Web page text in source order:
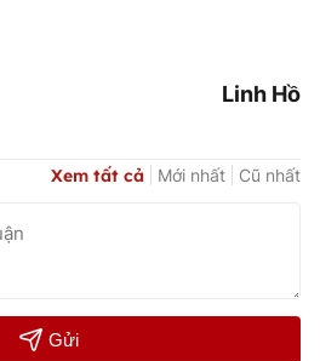
Linh Hồ
Xem tất cả Mới nhất Cũ nhất
Gửi